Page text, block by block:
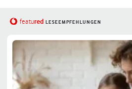
featured LESEEMPFEHLUNGEN